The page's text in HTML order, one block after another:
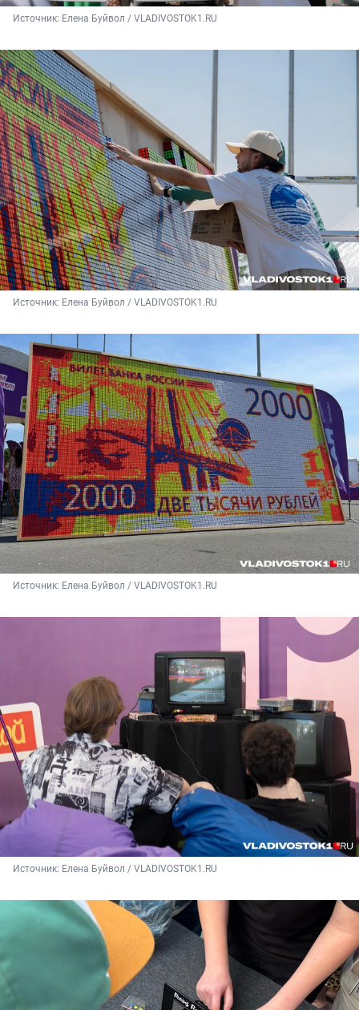
Источник: Елена Буйвол / VLADIVOSTOK1.RU
Источник: Елена Буйвол / VLADIVOSTOK1.RU
Источник: Елена Буйвол / VLADIVOSTOK1.RU
Источник: Елена Буйвол / VLADIVOSTOK1.RU